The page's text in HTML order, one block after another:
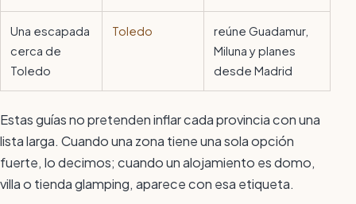
Una escapada
cerca de
Toledo
Toledo
reúne Guadamur,
Miluna y planes
desde Madrid
Estas guías no pretenden inflar cada provincia con una
lista larga. Cuando una zona tiene una sola opción
fuerte, lo decimos; cuando un alojamiento es domo,
villa o tienda glamping, aparece con esa etiqueta.